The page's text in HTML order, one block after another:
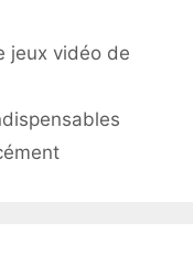
jeux vidéo de